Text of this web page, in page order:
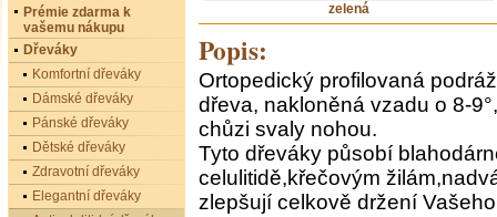
zelená
Popis:
Ortopedický profilovaná
dřeva, nakloněná vzadu o 8-
chůzi svaly nohou.
Tyto dřeváky působí
celulitidě,křečovým
zlepšují celkově držení
Prémie zdarma k
vašemu nákupu
Dřeváky
Komfortní dřeváky
Dámské dřeváky
Pánské dřeváky
Dětské dřeváky
Zdravotní dřeváky
Elegantní dřeváky